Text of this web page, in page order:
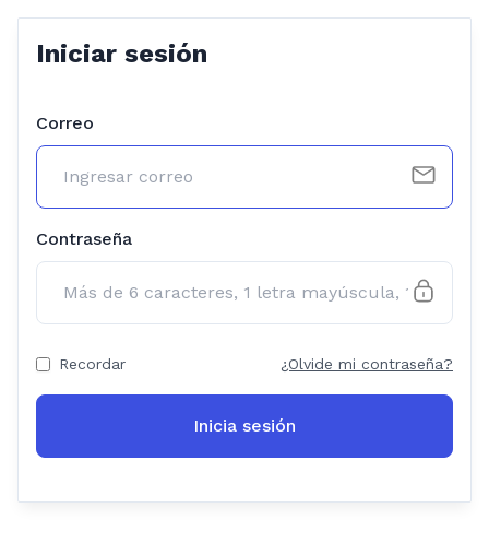
Iniciar sesión
Correo
Contraseña
Recordar ¿Olvide mi contraseña?